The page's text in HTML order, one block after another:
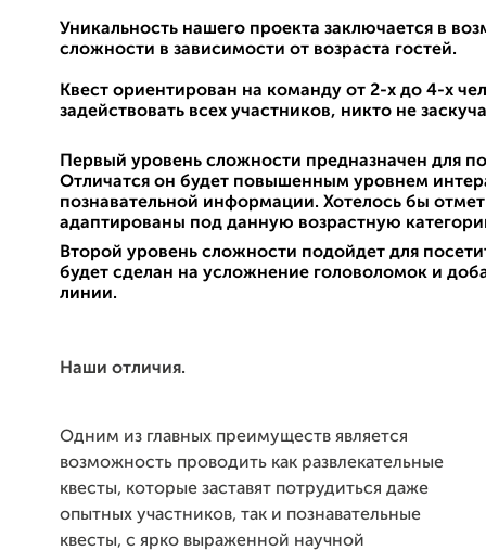
Уникальность нашего проекта заключается в
сложности в зависимости от возраста гостей.
Квест ориентирован на команду от 2-х до 4-х
задействовать всех участников, никто не
Первый уровень сложности предназначен для
Отличатся он будет повышенным уровнем
познавательной информации. Хотелось бы
адаптированы под данную возрастную
Второй уровень сложности подойдет для
будет сделан на усложнение головоломок и
линии.
Наши отличия.
Одним из главных преимуществ является
возможность проводить как развлекательные
квесты, которые заставят потрудиться даже
опытных участников, так и познавательные
квесты, с ярко выраженной научной